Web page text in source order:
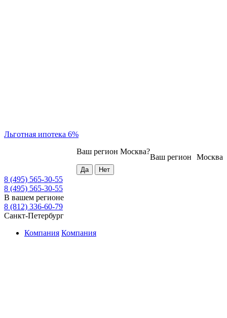
Льготная ипотека 6%
Москва
Ваш регион
Ваш регион Москва?
8 (495) 565-30-55
8 (495) 565-30-55
В вашем регионе
8 (812) 336-60-79
Санкт-Петербург
Компания Компания